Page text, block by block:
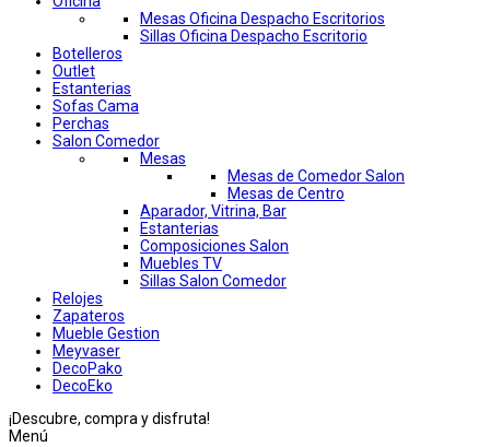
Mesas Oficina Despacho Escritorios
Sillas Oficina Despacho Escritorio
Botelleros
Outlet
Estanterias
Sofas Cama
Perchas
Salon Comedor
Mesas
Mesas de Comedor Salon
Mesas de Centro
Aparador, Vitrina, Bar
Estanterias
Composiciones Salon
Muebles TV
Sillas Salon Comedor
Relojes
Zapateros
Mueble Gestion
Meyvaser
DecoPako
DecoEko
¡Descubre, compra y disfruta!
Menú